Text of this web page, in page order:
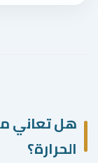
هل تعاني
الحرارة؟